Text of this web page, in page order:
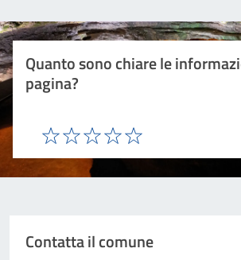
Quanto sono chiare le
pagina?
Valuta 5 stelle su 5
Valuta 4 stelle su 5
Valuta 3 stelle su 5
Valuta 2 stelle su 5
Valuta 1 stelle su 5
Contatta il comune